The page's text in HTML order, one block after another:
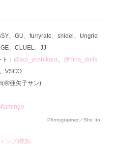
、GU、furryrate、snidel、Ungrid
、CLUEL、JJ
： @aoi_yoshikura、 @hina_dolls
VSCO
柳亜矢子サン)
Photographer／Sho Ito
ング)依頼